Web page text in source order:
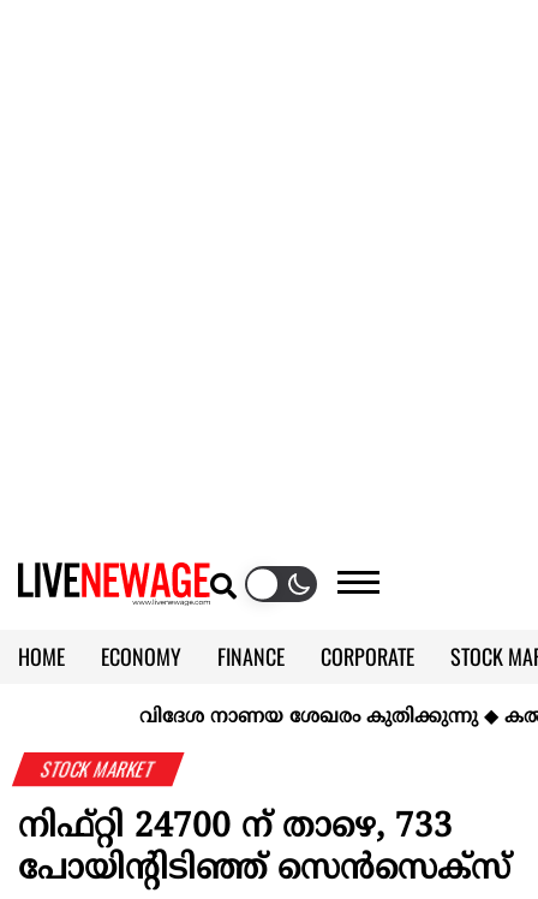
HOME ECONOMY FINANCE CORPORATE
STOCK
KERALA @70
വിദേശ നാണയ ശേഖരം കുതിക്കുന്നു◆
STOCK MARKET
നിഫ്റ്റി 24700 ന് താഴെ, 733
പോയിന്റിടിഞ്ഞ് സെന്‍സെക്‌സ്